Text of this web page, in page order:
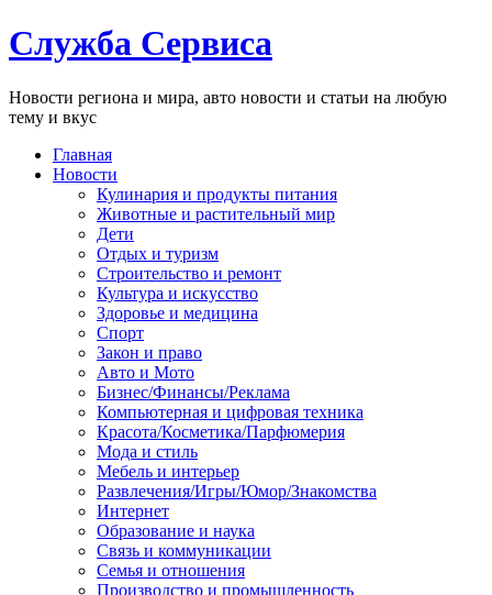
Служба Сервиса
Новости региона и мира, авто новости и статьи на любую
тему и вкус
Главная
Новости
Кулинария и продукты питания
Животные и растительный мир
Дети
Отдых и туризм
Строительство и ремонт
Культура и искусство
Здоровье и медицина
Спорт
Закон и право
Авто и Мото
Бизнес/Финансы/Реклама
Компьютерная и цифровая техника
Красота/Косметика/Парфюмерия
Мода и стиль
Мебель и интерьер
Развлечения/Игры/Юмор/Знакомства
Интернет
Образование и наука
Связь и коммуникации
Семья и отношения
Производство и промышленность